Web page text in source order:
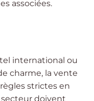
associées.
international ou
charme, la vente
strictes en
secteur doivent